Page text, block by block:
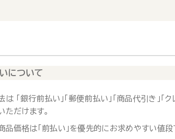
について
「銀行前払い」「郵便前払い」「商品代引き」「ク
ただけます。
品価格は「前払い」を優先的にお求めやすい値段